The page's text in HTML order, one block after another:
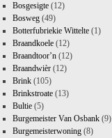
Bosgesigte(12)
Bosweg(49)
Botterfubriekie Wittelte(1)
Braandkoele(12)
Braandtoor’n(12)
Braandwièr(12)
Brink(105)
Brinkstroate(13)
Bultie(5)
Burgemeister Van Osbank(9)
Burgemeisterwoning(8)